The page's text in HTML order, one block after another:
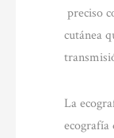
preciso
cutánea
La